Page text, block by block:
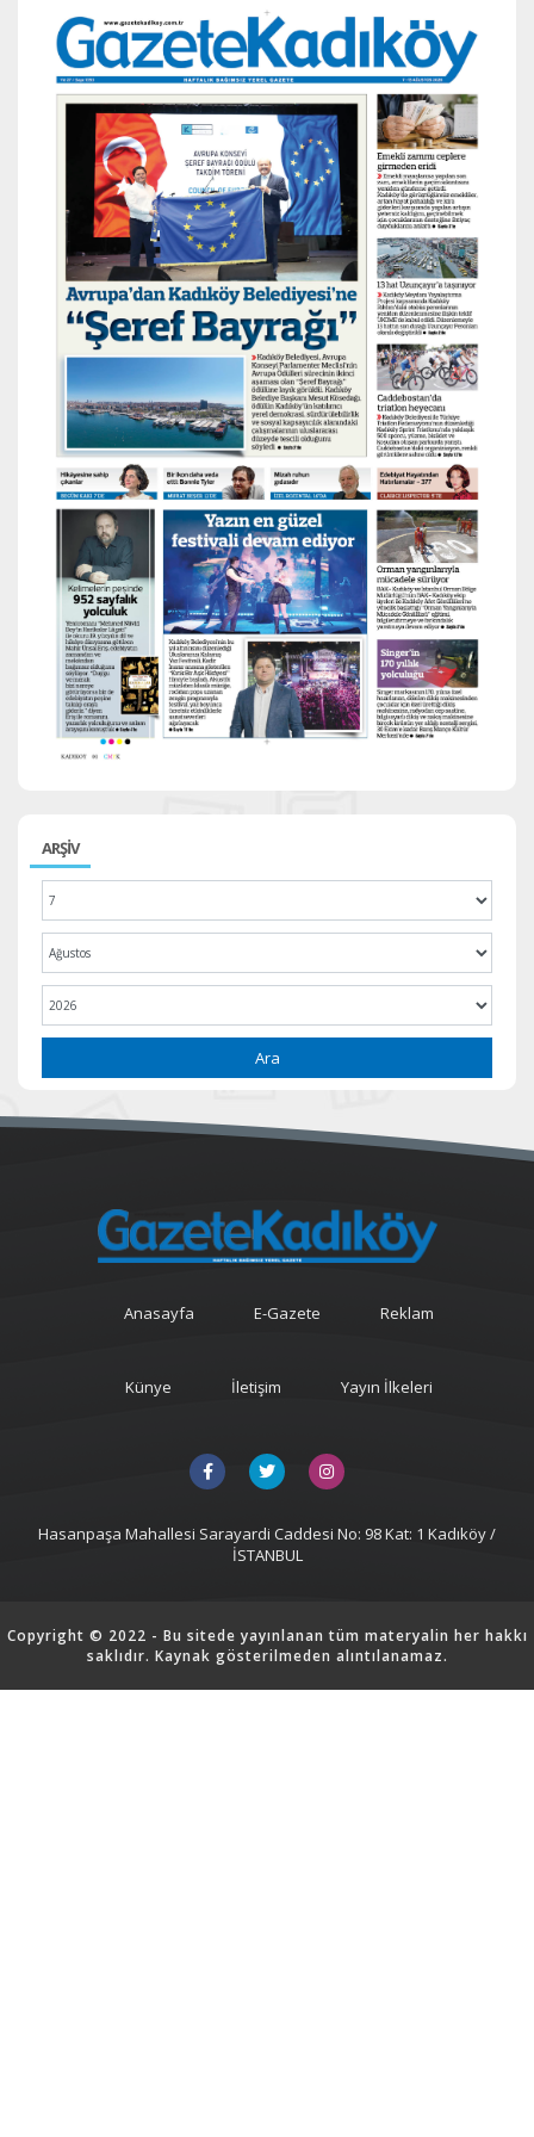
ARŞİV
Ara
Anasayfa E-Gazete Reklam
Künye İletişim Yayın İlkeleri
Hasanpaşa Mahallesi Sarayardi Caddesi No: 98 Kat: 1 Kadıköy /
İSTANBUL
Copyright © 2022 - Bu sitede yayınlanan tüm materyalin her hakkı
saklıdır. Kaynak gösterilmeden alıntılanamaz.